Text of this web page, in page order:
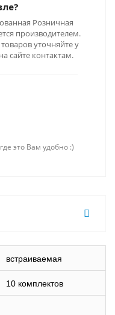
Розничная
производителем.
уточняйте у
сайте контактам.
это Вам удобно :)
встраиваемая
10 комплектов